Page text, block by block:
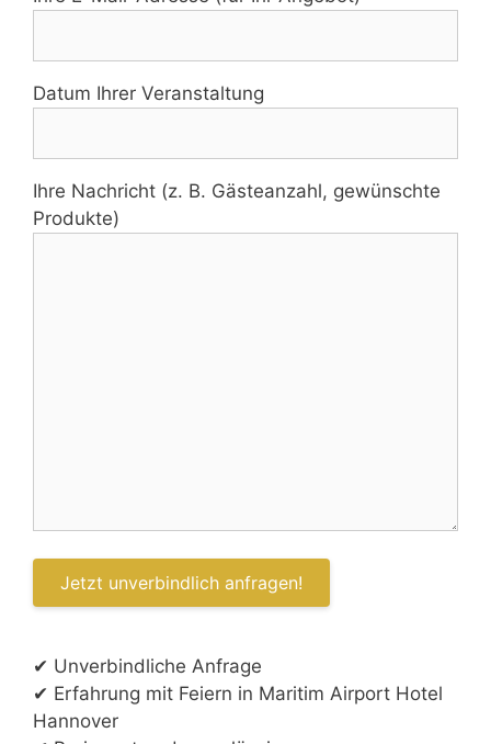
Datum Ihrer Veranstaltung
Ihre Nachricht (z. B. Gästeanzahl, gewünschte
Produkte)
✔ Unverbindliche Anfrage
✔ Erfahrung mit Feiern in Maritim Airport Hotel
Hannover